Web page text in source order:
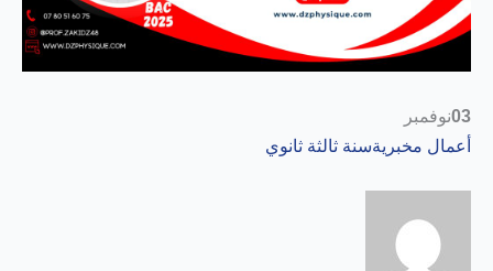
03نوفمبر
أعمال مخبريةسنة ثالثة ثانوي